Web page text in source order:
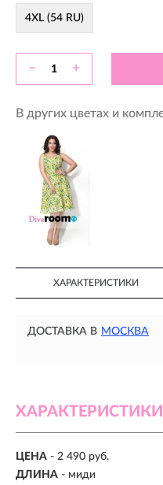
4XL (54 RU)
− +
В других цветах и
ХАРАКТЕРИСТИКИ
ДОСТАВКА В МОСКВА
ХАРАКТЕРИСТИКИ
ЦЕНА - 2 490 руб.
ДЛИНА - миди